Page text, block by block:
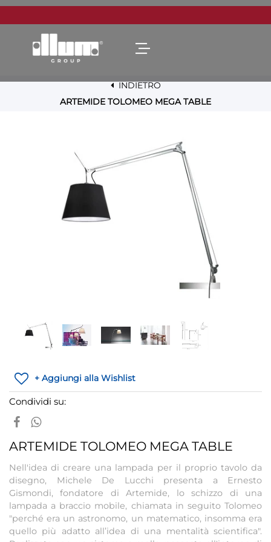
Open menu
INDIETRO
ARTEMIDE TOLOMEO MEGA TABLE
+ Aggiungi alla Wishlist
Condividi su:
ARTEMIDE TOLOMEO MEGA TABLE
Nell'idea di creare una lampada per il proprio tavolo da
disegno, Michele De Lucchi presenta a Ernesto
Gismondi, fondatore di Artemide, lo schizzo di una
lampada a braccio mobile, chiamata in seguito Tolomeo
"perché era un astronomo, un matematico, insomma era
quello più adatto all’idea di una mentalità scientifica".